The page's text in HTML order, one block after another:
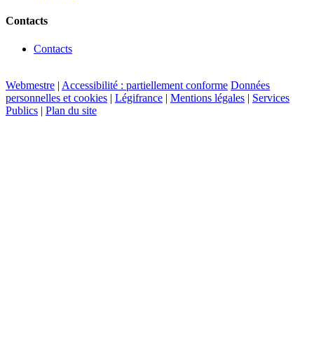
Contacts
Contacts
Webmestre | Accessibilité : partiellement conforme Données
personnelles et cookies | Légifrance | Mentions légales | Services
Publics | Plan du site